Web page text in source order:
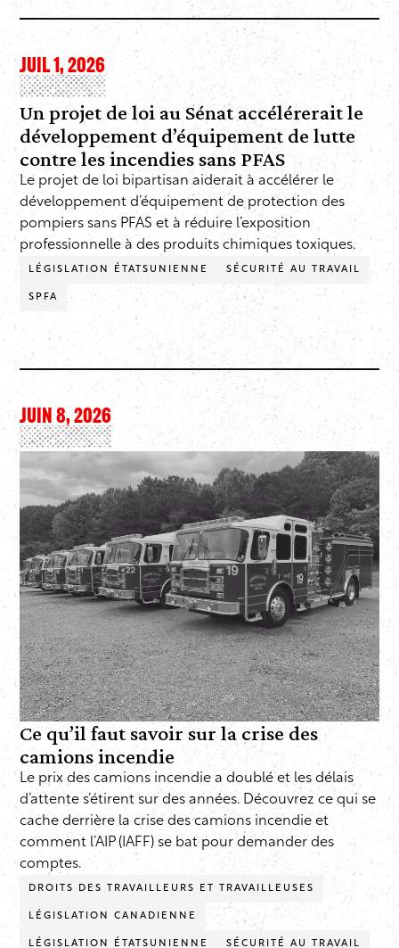
JUIL 1, 2026
Un projet de loi au Sénat accélérerait le
développement d’équipement de lutte
contre les incendies sans PFAS
Le projet de loi bipartisan aiderait à accélérer le
développement d’équipement de protection des
pompiers sans PFAS et à réduire l’exposition
professionnelle à des produits chimiques toxiques.
LÉGISLATION ÉTATSUNIENNE SÉCURITÉ AU TRAVAIL
SPFA
JUIN 8, 2026
Ce qu’il faut savoir sur la crise des
camions incendie
Le prix des camions incendie a doublé et les délais
d’attente s’étirent sur des années. Découvrez ce qui se
cache derrière la crise des camions incendie et
comment l’AIP (IAFF) se bat pour demander des
comptes.
DROITS DES TRAVAILLEURS ET TRAVAILLEUSES
LÉGISLATION CANADIENNE
LÉGISLATION ÉTATSUNIENNE SÉCURITÉ AU TRAVAIL